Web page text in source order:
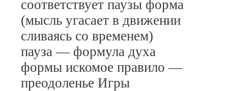
соответствует паузы форма
(мысль угасает в движении
сливаясь со временем)
пауза — формула духа
формы искомое правило —
преодоленье Игры